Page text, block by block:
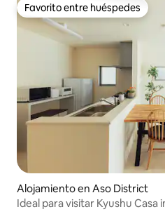
Favorito entre huéspedes
Favorito entre huéspedes
Alojamiento en Aso District
Ideal para visitar Kyushu